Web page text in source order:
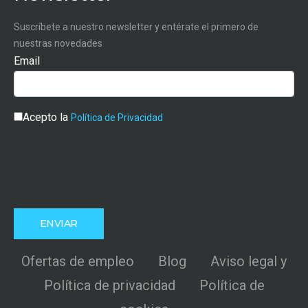
Suscríbete a nuestro newsletter y entérate el primero de
nuestras novedades
Email
Acepto la Política de Privacidad
Ofertas de empleo Blog
Aviso legal y
Política de privacidad
Política de